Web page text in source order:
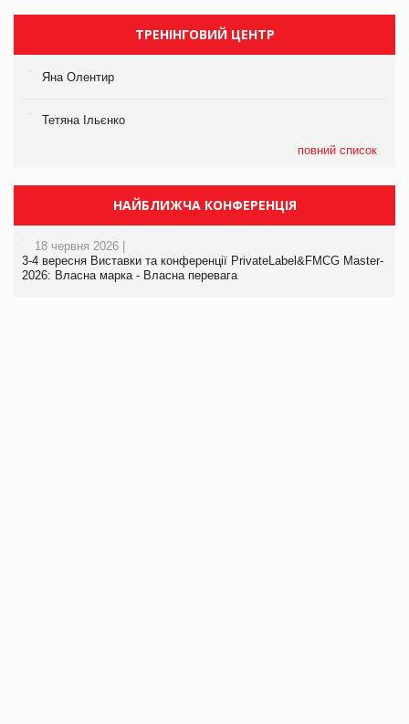
ТРЕНІНГОВИЙ ЦЕНТР
Яна Олентир
Тетяна Ільєнко
повний список
НАЙБЛИЖЧА КОНФЕРЕНЦІЯ
18 червня 2026 |
3-4 вересня Виставки та конференції PrivateLabel&FMCG Master-
2026: Власна марка - Власна перевага